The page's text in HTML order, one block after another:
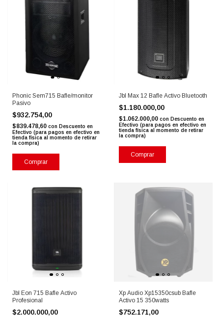
Phonic Sem715 Bafle/monitor
Pasivo
$932.754,00
$839.478,60 con Descuento en
Efectivo (para pagos en efectivo en
tienda física al momento de retirar
la compra)
Comprar
Jbl Max 12 Bafle Activo Bluetooth
$1.180.000,00
$1.062.000,00 con Descuento en
Efectivo (para pagos en efectivo en
tienda física al momento de retirar
la compra)
Comprar
Jbl Eon 715 Bafle Activo
Profesional
$2.000.000,00
Xp Audio Xp15350csub Bafle
Activo 15 350watts
$752.171,00